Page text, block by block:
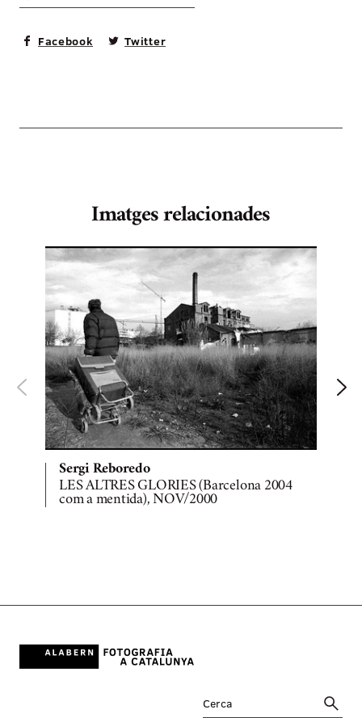
Facebook Twitter
Imatges relacionades
Sergi Reboredo
LES ALTRES GLORIES (Barcelona 2004
com a mentida), NOV/2000